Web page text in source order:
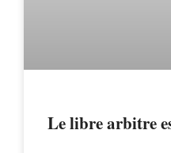
Le libre arbitre